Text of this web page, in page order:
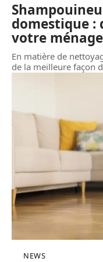
domestique :
votre
En matière de
de la meilleure façon
NEWS